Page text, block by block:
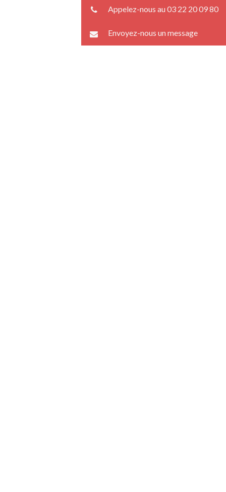
Appelez-nous au 03 22 20 09 80
Envoyez-nous un message